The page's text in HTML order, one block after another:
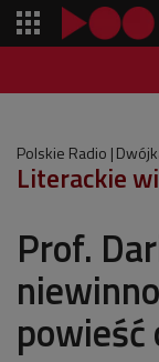
Polskie Radio
Literackie
Prof.
powieść